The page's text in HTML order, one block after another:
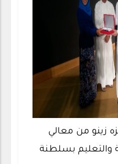
زينو من معالي
والتعليم بسلطنة